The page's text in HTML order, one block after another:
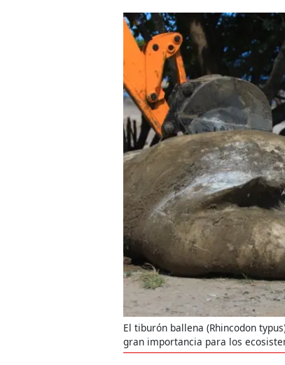
El tiburón ballena (Rhincodon
gran importancia para los